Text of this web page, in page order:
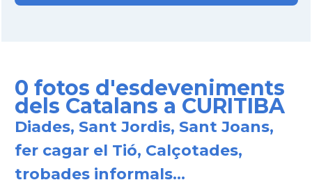
0 fotos d'esdeveniments
dels Catalans a CURITIBA
Diades, Sant Jordis, Sant Joans,
fer cagar el Tió, Calçotades,
trobades informals...